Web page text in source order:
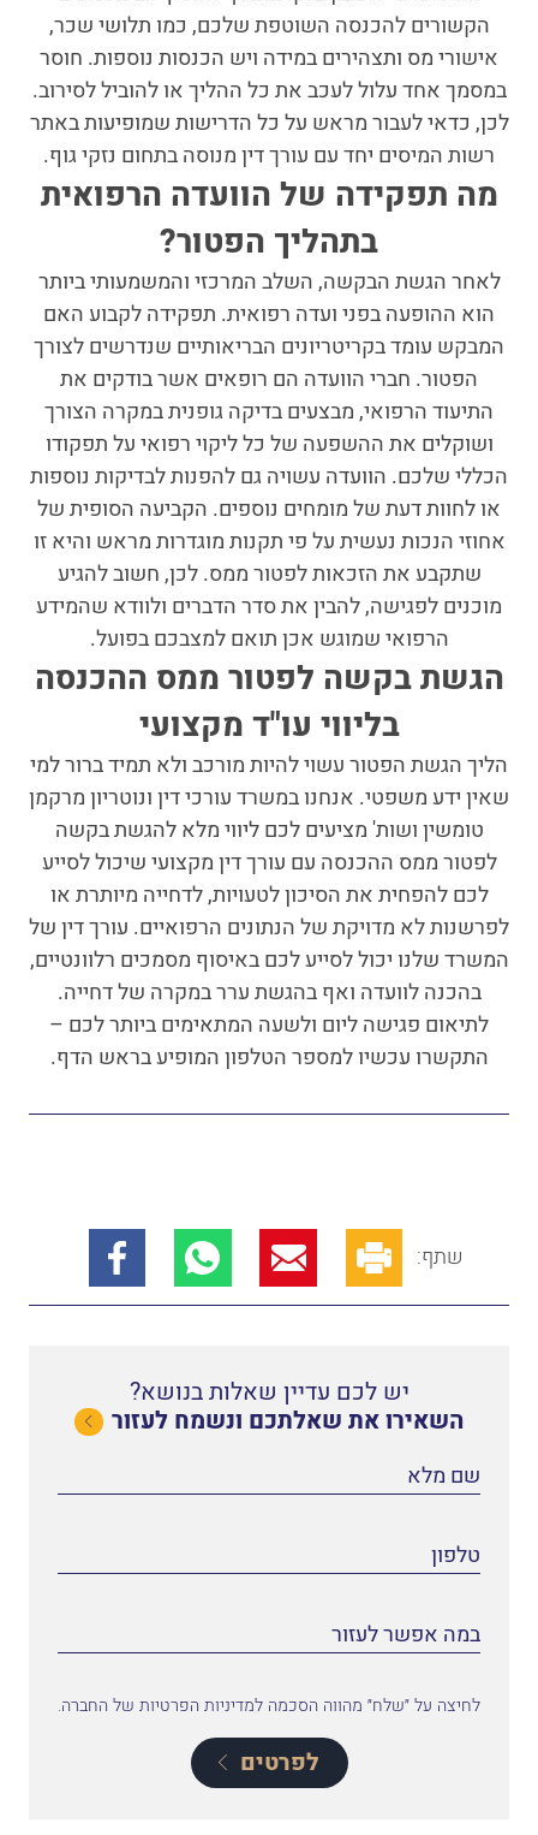
הקשורים להכנסה השוטפת שלכם, כמו תלושי שכר,
אישורי מס ותצהירים במידה ויש הכנסות נוספות. חוסר
במסמך אחד עלול לעכב את כל ההליך או להוביל לסירוב.
לכן, כדאי לעבור מראש על כל הדרישות שמופיעות באתר
רשות המיסים יחד עם עורך דין מנוסה בתחום נזקי גוף.
מה תפקידה של הוועדה הרפואית
בתהליך הפטור?
לאחר הגשת הבקשה, השלב המרכזי והמשמעותי ביותר
הוא ההופעה בפני ועדה רפואית. תפקידה לקבוע האם
המבקש עומד בקריטריונים הבריאותיים שנדרשים לצורך
הפטור. חברי הוועדה הם רופאים אשר בודקים את
התיעוד הרפואי, מבצעים בדיקה גופנית במקרה הצורך
ושוקלים את ההשפעה של כל ליקוי רפואי על תפקודו
הכללי שלכם. הוועדה עשויה גם להפנות לבדיקות נוספות
או לחוות דעת של מומחים נוספים. הקביעה הסופית של
אחוזי הנכות נעשית על פי תקנות מוגדרות מראש והיא זו
שתקבע את הזכאות לפטור ממס. לכן, חשוב להגיע
מוכנים לפגישה, להבין את סדר הדברים ולוודא שהמידע
הרפואי שמוגש אכן תואם למצבכם בפועל.
הגשת בקשה לפטור ממס ההכנסה
בליווי עו"ד מקצועי
הליך הגשת הפטור עשוי להיות מורכב ולא תמיד ברור למי
שאין ידע משפטי. אנחנו במשרד עורכי דין ונוטריון מרקמן
טומשין ושות' מציעים לכם ליווי מלא להגשת בקשה
לפטור ממס ההכנסה עם עורך דין מקצועי שיכול לסייע
לכם להפחית את הסיכון לטעויות, לדחייה מיותרת או
לפרשנות לא מדויקת של הנתונים הרפואיים. עורך דין של
המשרד שלנו יכול לסייע לכם באיסוף מסמכים רלוונטיים,
בהכנה לוועדה ואף בהגשת ערר במקרה של דחייה.
לתיאום פגישה ליום ולשעה המתאימים ביותר לכם –
התקשרו עכשיו למספר הטלפון המופיע בראש הדף.
שתף:
יש לכם עדיין שאלות בנושא?
השאירו את שאלתכם ונשמח לעזור
לחיצה על ״שלח״ מהווה הסכמה למדיניות הפרטיות של החברה.
לפרטים